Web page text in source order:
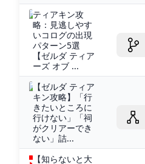
ティアキン攻
略：見逃しやす
いコログの出現
パターン5選
【ゼルダ ティア
ーズ オブ ...
【ゼルダ ティア
キン攻略】「行
きたいところに
行けない」「祠
がクリアーでき
ない」詰...
【知らないと大